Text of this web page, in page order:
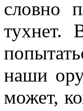
словно
тухнет.
наши
может,